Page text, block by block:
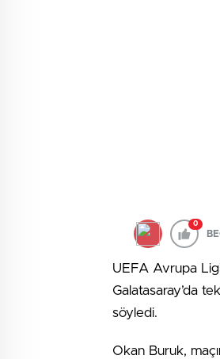
0
UEFA Avrupa
Galatasaray’da
söyledi.
Okan Buruk,